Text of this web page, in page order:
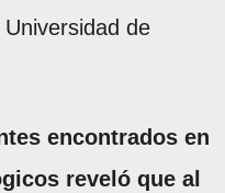
de
encontrados en
reveló que al